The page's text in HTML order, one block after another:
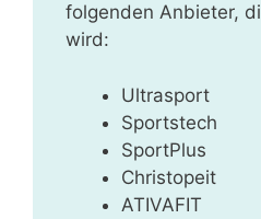
folgenden Anbieter,
wird:
Ultrasport
Sportstech
SportPlus
Christopeit
ATIVAFIT